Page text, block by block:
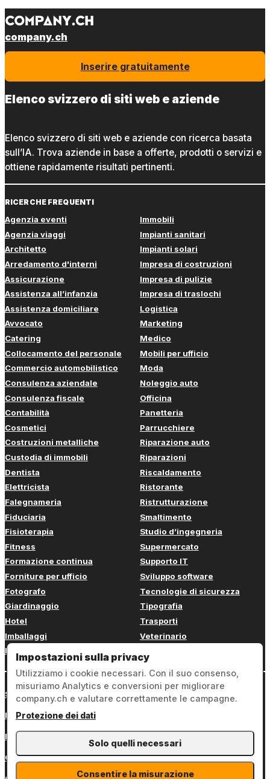
company.ch
Inserire gratuitamente
Elenco svizzero di siti web e aziende
Elenco svizzero di siti web e aziende con ricerca basata
sull’IA. Trova aziende in base a offerte, prodotti o servizi e
ottiene rapidamente risultati pertinenti.
RICERCHE FREQUENTI
Agenzia eventi
Agenzia viaggi
Architetto
Arredamento d'interni
Assicurazione
Assistenza all’infanzia
Assistenza domiciliare
Avvocato
Catering
Collocamento del personale
Commercio automobilistico
Consulenza aziendale
Consulenza fiscale
Contabilità
Cosmetici
Costruzioni metalliche
Custodia di immobili
Dentista
Elettricista
Falegnameria
Fiduciaria
Fisioterapia
Fitness
Formazione continua
Forniture per ufficio
Fotografo
Giardinaggio
Hotel
Imballaggi
Imbianchino
Immobili
Impianti sanitari
Impianti solari
Impresa di costruzioni
Impresa di pulizie
Impresa di traslochi
Logistica
Marketing
Medico
Mobili per ufficio
Moda
Noleggio auto
Officina
Panetteria
Parrucchiere
Riparazione auto
Riparazioni
Riscaldamento
Ristorante
Ristrutturazione
Smaltimento
Studio d’ingegneria
Supermercato
Supporto IT
Sviluppo software
Tecnologie di sicurezza
Tipografia
Trasporti
Veterinario
Sign in
Note legali
Protezione dei dati
Condizioni generali
Impostazioni sulla privacy
Utilizziamo i cookie necessari. Con il suo consenso,
misuriamo Analytics e conversioni per migliorare
company.ch e valutare correttamente le campagne.
Protezione dei dati
Solo quelli necessari
Consentire la misurazione